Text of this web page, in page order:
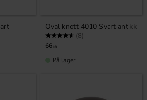
Oval knott 4010 Svart antikk
Karakter: (8)
66 KR
På lager